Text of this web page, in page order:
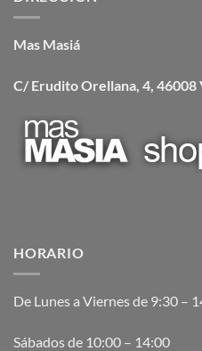
Mas Masiá
C/ Erudito Orellana, 4, 46008
HORARIO
De Lunes a Viernes de 9:30 –
Sábados de 10:00 – 14:00